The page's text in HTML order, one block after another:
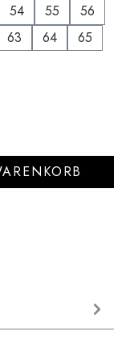
54 55
56
63 64
65